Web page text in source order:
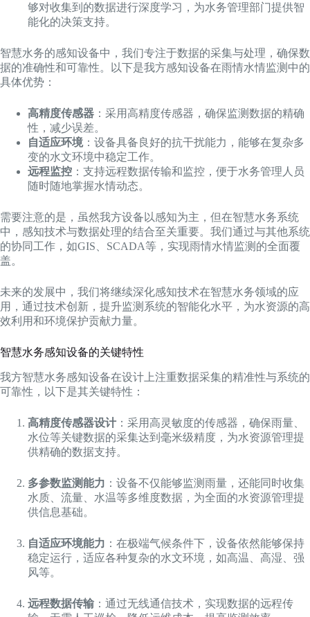
够对收集到的数据进行深度学习，为水务管理部门提供智
能化的决策支持。
智慧水务的感知设备中，我们专注于数据的采集与处理，确保数
据的准确性和可靠性。以下是我方感知设备在雨情水情监测中的
具体优势：
高精度传感器 ：采用高精度传感器，确保监测数据的精确
性，减少误差。
自适应环境：设备具备良好的抗干扰能力，能够在复杂多
变的水文环境中稳定工作。
远程监控 ：支持远程数据传输和监控，便于水务管理人员
随时随地掌握水情动态。
需要注意的是，虽然我方设备以感知为主，但在智慧水务系统
中，感知技术与数据处理的结合至关重要。我们通过与其他系统
的协同工作，如GIS、SCADA等，实现雨情水情监测的全面覆
盖。
未来的发展中，我们将继续深化感知技术在智慧水务领域的应
用，通过技术创新，提升监测系统的智能化水平，为水资源的高
效利用和环境保护贡献力量。
智慧水务感知设备的关键特性
我方智慧水务感知设备在设计上注重数据采集的精准性与系统的
可靠性，以下是其关键特性：
高精度传感器设计 ：采用高灵敏度的传感器，确保雨量、
水位等关键数据的采集达到毫米级精度，为水资源管理提
供精确的数据支持。
多参数监测能力 ：设备不仅能够监测雨量，还能同时收集
水质、流量、水温等多维度数据，为全面的水资源管理提
供信息基础。
自适应环境能力 ：在极端气候条件下，设备依然能够保持
稳定运行，适应各种复杂的水文环境，如高温、高湿、强
风等。
远程数据传输 ：通过无线通信技术，实现数据的远程传